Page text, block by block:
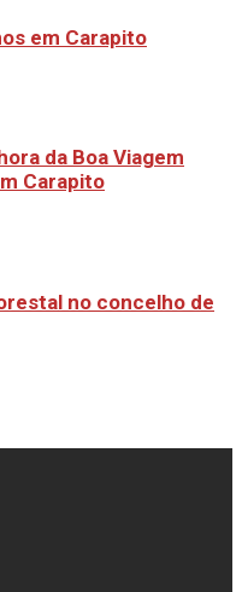
em Carapito
da Boa Viagem
Carapito
no concelho de